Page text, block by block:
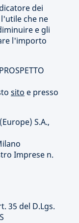
dei
che ne
e gli
l'importo
sito e presso
S.A.,
Imprese n.
35 del D.Lgs.